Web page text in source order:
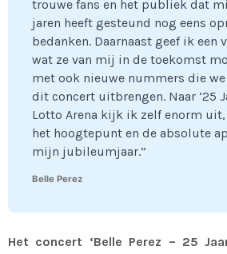
trouwe fans en het publiek dat
jaren heeft gesteund nog eens
bedanken. Daarnaast geef ik een
wat ze van mij in de toekomst
met ook nieuwe nummers die
dit concert uitbrengen. Naar ’25
Lotto Arena kijk ik zelf enorm
het hoogtepunt en de absolute
mijn jubileumjaar.”
Belle Perez
Het concert ‘Belle Perez – 25